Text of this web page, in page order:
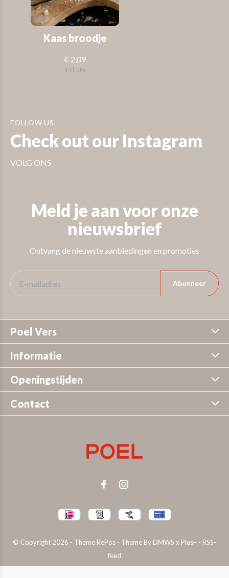
Kaas broodje
€ 2,09
Incl. btw
FOLLOW US
Check out our Instagram
VOLG ONS
Meld je aan voor onze
nieuwsbrief
Ontvang de nieuwste aanbiedingen en promoties
Abonneer
Poel Vers
Informatie
Openingstijden
Contact
© Copyright 2026 - Theme RePos - Theme By DMWS x Plus+ - RSS-
feed